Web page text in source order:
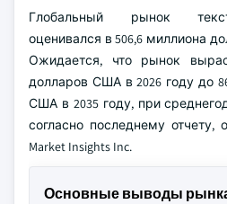
Глобальный рынок
оценивался в 506,6 миллиона
Ожидается, что рынок
долларов США в 2026 году до
США в 2035 году, при
согласно последнему отчету,
Market Insights Inc.
Основные выводы